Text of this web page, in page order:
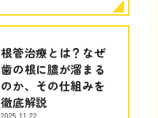
根管治療とは？なぜ
歯の根に膿が溜まる
のか、その仕組みを
徹底解説
2025.11.22